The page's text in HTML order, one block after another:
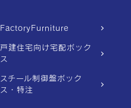
FactoryFurniture
戸建住宅向け宅配ボック
ス
スチール制御盤ボック
ス・特注